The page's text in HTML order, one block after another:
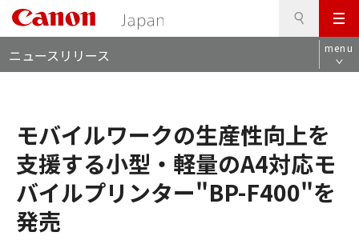
メ
ニ
ュ
ーニュースリリース menu
モバイルワークの生産性向上を
支援する小型・軽量のA4対応モ
バイルプリンター"BP-F400"を
発売